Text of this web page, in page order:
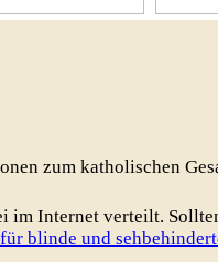
zum katholischen
Internet verteilt.
für blinde und